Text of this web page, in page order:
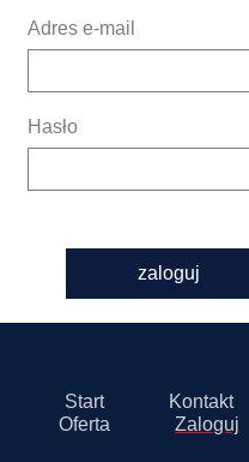
Adres e-mail
Hasło
zaloguj
Start
Kontakt
Oferta
Zaloguj